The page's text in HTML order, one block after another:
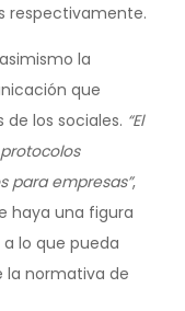
respectivamente.
la
que
los sociales. “El
para empresas”,
haya una figura
lo que pueda
la normativa de